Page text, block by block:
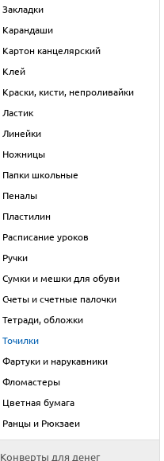
Закладки
Карандаши
Картон канцелярский
Клей
Краски, кисти, непроливайки
Ластик
Линейки
Ножницы
Папки школьные
Пеналы
Пластилин
Расписание уроков
Ручки
Сумки и мешки для обуви
Счеты и счетные палочки
Тетради, обложки
Точилки
Фартуки и нарукавники
Фломастеры
Цветная бумага
Ранцы и Рюкзаеи
Конверты для денег